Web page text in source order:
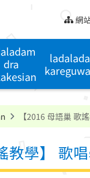
網
dra
【2016 母語巢 歌
教學】 歌